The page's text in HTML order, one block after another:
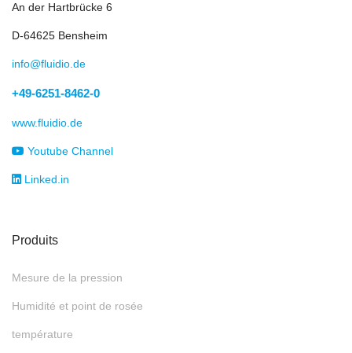
An der Hartbrücke 6
D-64625 Bensheim
info@fluidio.de
+49-6251-8462-0
www.fluidio.de
Youtube Channel
Linked.in
Produits
Mesure de la pression
Humidité et point de rosée
température